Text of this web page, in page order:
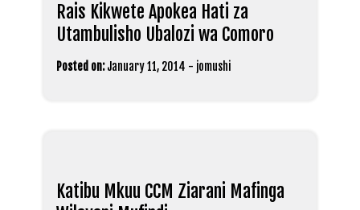
Rais Kikwete Apokea Hati za
Utambulisho Ubalozi wa Comoro
Posted on: January 11, 2014 - jomushi
Katibu Mkuu CCM Ziarani Mafinga